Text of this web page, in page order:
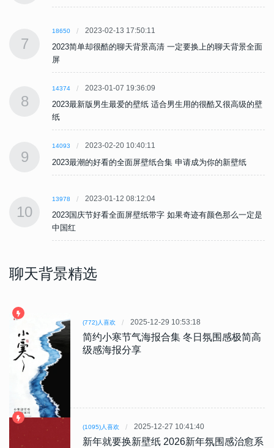
7
18650 2023-02-13 17:50:11
2023简单却很酷的聊天背景高清 一定要换上的聊天背景全面
屏
8
14374 2023-01-07 19:36:09
2023最新版男生最爱的壁纸 适合男生用的很酷又很高级的壁
纸
9
14093 2023-02-20 10:40:11
2023最潮的好看的全面屏壁纸合集 申请成为你的新壁纸
10
13978 2023-01-12 08:12:04
2023国庆节好看全面屏壁纸带字 如果奇迹有颜色那么一定是
中国红
聊天背景精选
(772)人喜欢 2025-12-29 10:53:18
简约小寒节气海报合集 冬日氛围感极简高
级感海报分享
(1095)人喜欢 2025-12-27 10:41:40
新年就要换新壁纸 2026新年氛围感治愈系